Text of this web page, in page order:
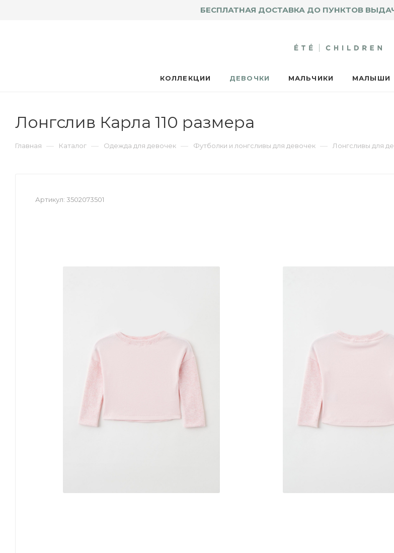
БЕСПЛАТНАЯ ДОСТАВКА ДО ПУНКТОВ
КОЛЛЕКЦИИ ДЕВОЧКИ МАЛЬЧИКИ МАЛЫШИ
Лонгслив Карла 110 размера
Главная — Каталог — Одежда для девочек — Футболки и лонгсливы для девочек — Лонгсливы для
Артикул: 3502073501